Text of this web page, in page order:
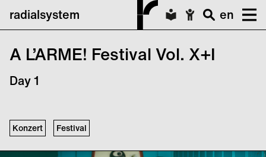
radialsystem en
A L’ARME! Festival Vol. X+I
Day 1
Konzert Festival